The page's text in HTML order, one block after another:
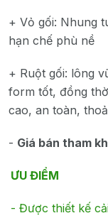
+ Vỏ gối: Nhung
hạn chế phù nề
+ Ruột gối: lông
form tốt, đồng
cao, an toàn,
- Giá bán tham
ƯU ĐIỂM
- Được thiết kế